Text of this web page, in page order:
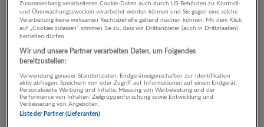
1 Produktion Werbung und
Marktforschung
Unternehmen
Zusammenhang verarbeiteten Cookie-Daten auch durch US-Behörden zu Kontroll-
und Überwachungszwecken verarbeitet werden können und Sie gegen eine solche
Verarbeitung keine wirksamen Rechtsbehelfe geltend machen können. Mit dem Klick
auf „Cookies zulassen“ stimmen Sie zu, dass wir Drittanbieter (auch in Drittstaaten)
beiziehen dürfen.
Wir und unsere Partner verarbeiten Daten, um Folgendes
bereitzustellen:
Verwendung genauer Standortdaten. Endgeräteeigenschaften zur Identifikation
aktiv abfragen. Speichern von oder Zugriff auf Informationen auf einem Endgerät.
Personalisierte Werbung und Inhalte, Messung von Werbeleistung und der
Performance von Inhalten, Zielgruppenforschung sowie Entwicklung und
Verbesserung von Angeboten.
Liste der Partner (Lieferanten)